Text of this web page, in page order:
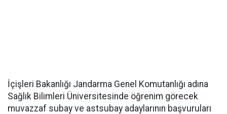
İçişleri Bakanlığı Jandarma Genel Komutanlığı adına
Sağlık Bilimleri Üniversitesinde öğrenim görecek
muvazzaf subay ve astsubay adaylarının başvuruları